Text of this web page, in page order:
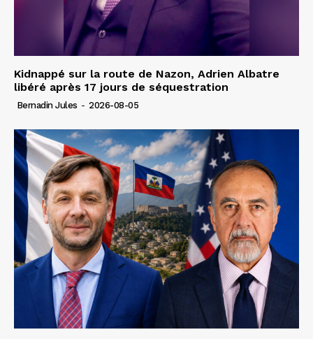
Kidnappé sur la route de Nazon, Adrien Albatre
libéré après 17 jours de séquestration
Bernadin Jules - 2026-08-05